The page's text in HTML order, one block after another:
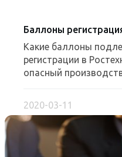
Баллоны
Какие баллоны
регистрации в
опасный
2020-03-11